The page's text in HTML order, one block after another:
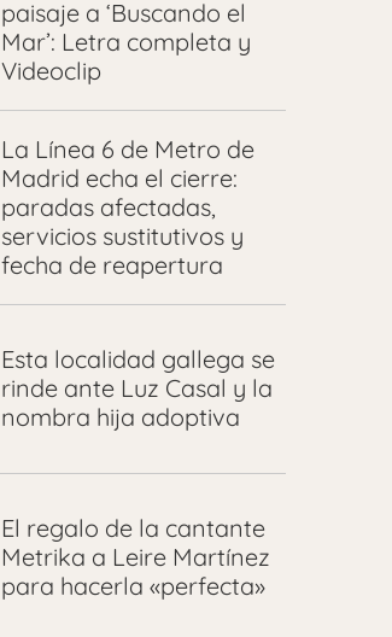
paisaje a ‘Buscando el
Mar’: Letra completa y
Videoclip
La Línea 6 de Metro de
Madrid echa el cierre:
paradas afectadas,
servicios sustitutivos y
fecha de reapertura
Esta localidad gallega se
rinde ante Luz Casal y la
nombra hija adoptiva
El regalo de la cantante
Metrika a Leire Martínez
para hacerla «perfecta»